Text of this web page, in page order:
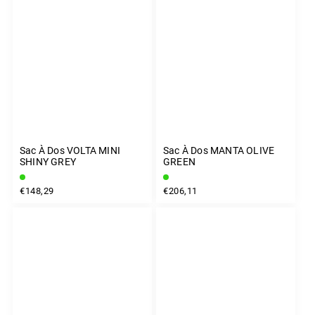
Sac À Dos VOLTA MINI
SHINY GREY
€148,29
Sac À Dos MANTA OLIVE
GREEN
€206,11